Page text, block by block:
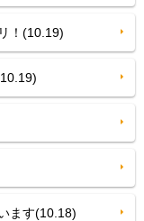
！(10.19)
ます(10.18)